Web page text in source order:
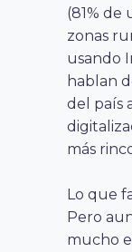
(81% de
zonas
usando
hablan
del país
más
Lo que
Pero
mucho